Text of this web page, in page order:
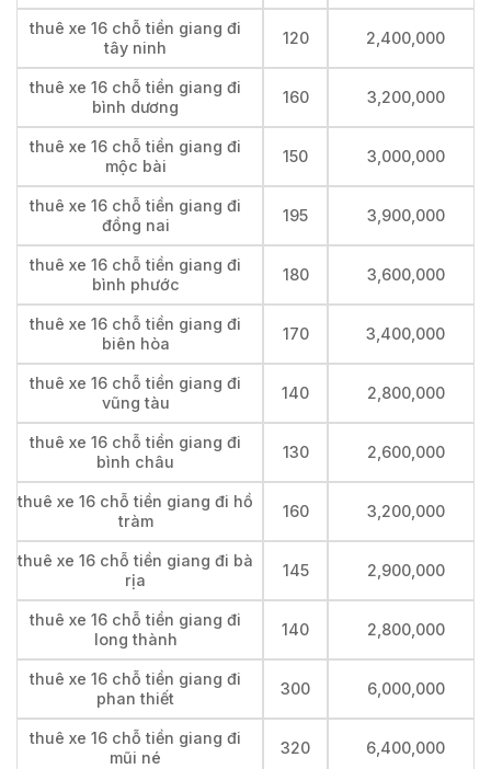
thuê xe 16 chỗ tiền giang đi
tây ninh
120 2,400,000
thuê xe 16 chỗ tiền giang đi
bình dương
160 3,200,000
thuê xe 16 chỗ tiền giang đi
mộc bài
150 3,000,000
thuê xe 16 chỗ tiền giang đi
đồng nai
195 3,900,000
thuê xe 16 chỗ tiền giang đi
bình phước
180 3,600,000
thuê xe 16 chỗ tiền giang đi
biên hòa
170 3,400,000
thuê xe 16 chỗ tiền giang đi
vũng tàu
140 2,800,000
thuê xe 16 chỗ tiền giang đi
bình châu
130 2,600,000
thuê xe 16 chỗ tiền giang đi hồ
tràm
160 3,200,000
thuê xe 16 chỗ tiền giang đi bà
rịa
145 2,900,000
thuê xe 16 chỗ tiền giang đi
long thành
140 2,800,000
thuê xe 16 chỗ tiền giang đi
phan thiết
300 6,000,000
thuê xe 16 chỗ tiền giang đi
mũi né
320 6,400,000